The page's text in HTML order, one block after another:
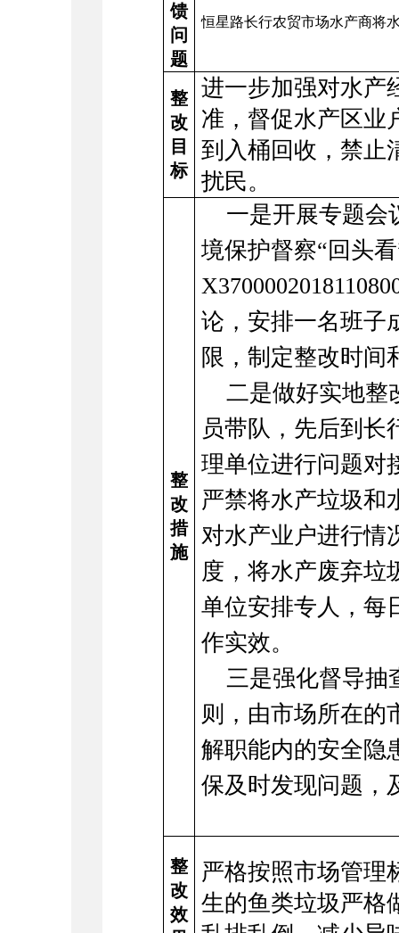
馈
问
题
恒星路长行农贸市场水产商将
整
改
目
标
进一步加强对水产
准，督促水产区业
到入桶回收，禁止
扰民。
整
改
措
施
一是开展专题会
境保护督察“回头
论，安排一名班子
限，制定整改时间
二是做好实地整
员带队，先后到长
理单位进行问题对
严禁将水产垃圾和
对水产业户进行情
度，将水产废弃垃
单位安排专人，每
作实效。
三是强化督导抽
则，由市场所在的
解职能内的安全隐
保及时发现问题，
整
改
效
严格按照市场管理
生的鱼类垃圾严格